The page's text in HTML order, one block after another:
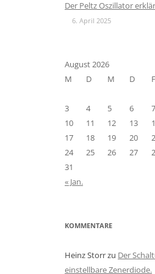
Der Peltz Oszillator
6. April 2025
August 2026
M
D M D F
3
4 5 6 7
10
11 12 13
17
18 19 20
24
25 26 27
31
« Jan.
KOMMENTARE
Heinz Storrzu Der
einstellbare Zenerdiode.